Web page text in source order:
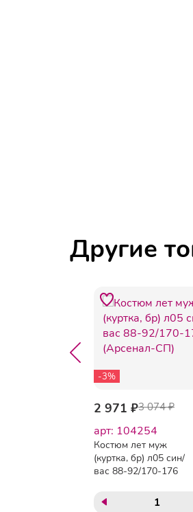
Другие
-3%
2 971 ₽3 074 ₽
арт: 104254
Костюм лет муж
(куртка, бр) л05 син/
вас 88-92/170-176